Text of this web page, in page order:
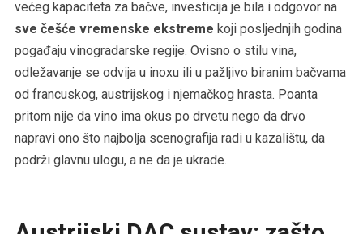
većeg kapaciteta za bačve, investicija je bila i odgovor na
sve češće vremenske ekstreme koji posljednjih godina
pogađaju vinogradarske regije. Ovisno o stilu vina,
odležavanje se odvija u inoxu ili u pažljivo biranim bačvama
od francuskog, austrijskog i njemačkog hrasta. Poanta
pritom nije da vino ima okus po drvetu nego da drvo
napravi ono što najbolja scenografija radi u kazalištu, da
podrži glavnu ulogu, a ne da je ukrade.